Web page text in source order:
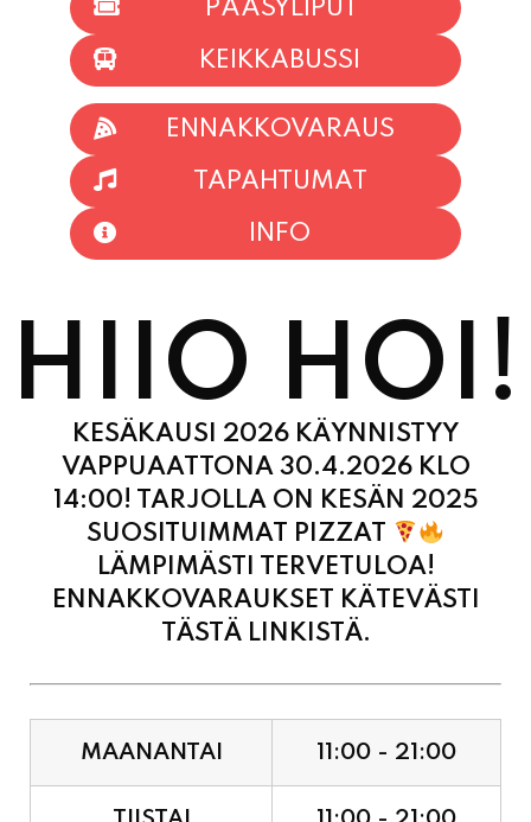
TAPAHTUMAT
INFO
HIIO HOI!
KESÄKAUSI 2026 KÄYNNISTYY
VAPPUAATTONA 30.4.2026 KLO
14:00! TARJOLLA ON KESÄN 2025
SUOSITUIMMAT PIZZAT
LÄMPIMÄSTI TERVETULOA!
ENNAKKOVARAUKSET KÄTEVÄSTI
TÄSTÄ LINKISTÄ.
TIISTAI 11:00 - 21:00
KESKIVIIKKO 11:00 - 21:00